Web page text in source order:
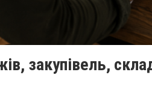
закупівель,